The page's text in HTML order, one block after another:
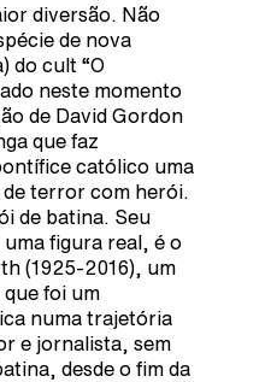
diversão. Não
de nova
do cult “O
neste momento
de David Gordon
que faz
católico uma
terror com herói.
de batina. Seu
figura real, é o
(1925-2016), um
foi um
numa trajetória
e jornalista, sem
desde o fim da